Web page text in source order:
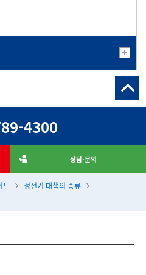
드
정전기 대책의 종류
4300
상담·문의